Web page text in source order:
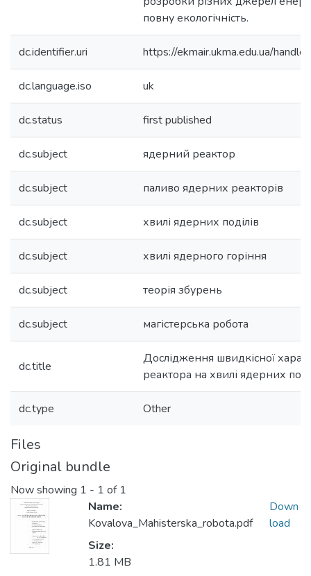
повну екологічність.
dc.identifier.uri https://ekmair.ukma.edu.ua/
dc.language.iso uk
dc.status first published
dc.subject ядерний реактор
dc.subject паливо ядерних реакторів
dc.subject хвилі ядерних поділів
dc.subject хвилі ядерного горіння
dc.subject теорія збурень
dc.subject магістерська робота
dc.title
Дослідження швидкісної
реактора на хвилі ядерних
dc.type Other
Files
Original bundle
Now showing 1 - 1 of 1
Name:
Kovalova_Mahisterska_robota.pdf
Size:
1.81 MB
Down
load